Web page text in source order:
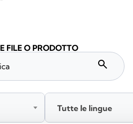
FILE O PRODOTTO
search
Tutte le lingue